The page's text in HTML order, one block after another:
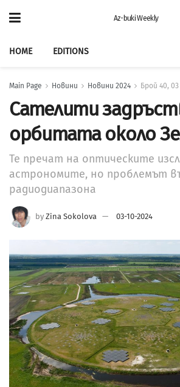
Az-buki Weekly
HOME EDITIONS
Main Page Новини Новини 2024 Брой 40, 03
Сателити
орбитата около
Те пречат на оптическите
астрономите, но проблемът
радиодиапазона
by Zina Sokolova 03-10-2024